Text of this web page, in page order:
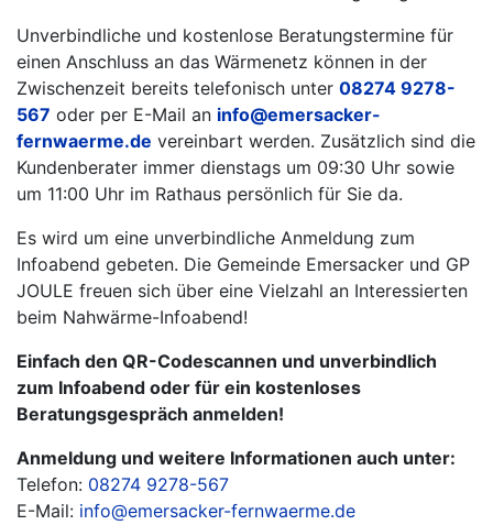
Unverbindliche und kostenlose Beratungstermine für
einen Anschluss an das Wärmenetz können in der
Zwischenzeit bereits telefonisch unter 08274 9278-
567 oder per E-Mail an info@emersacker-
fernwaerme.de vereinbart werden. Zusätzlich sind die
Kundenberater immer dienstags um 09:30 Uhr sowie
um 11:00 Uhr im Rathaus persönlich für Sie da.
Es wird um eine unverbindliche Anmeldung zum
Infoabend gebeten. Die Gemeinde Emersacker und GP
JOULE freuen sich über eine Vielzahl an Interessierten
beim Nahwärme-Infoabend!
Einfach den QR-Codescannen und unverbindlich
zum Infoabend oder für ein kostenloses
Beratungsgespräch anmelden!
Anmeldung und weitere Informationen auch unter:
Telefon: 08274 9278-567
E-Mail: info@emersacker-fernwaerme.de